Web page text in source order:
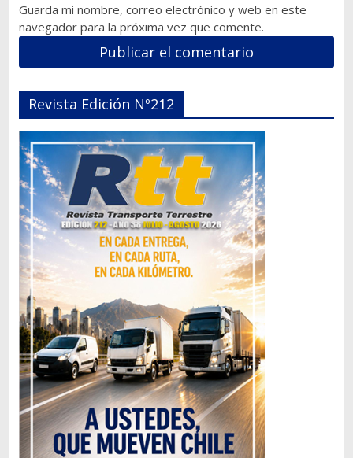
Guarda mi nombre, correo electrónico y web en este
navegador para la próxima vez que comente.
Revista Edición Nº212